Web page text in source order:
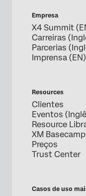
Empresa
X4 Summit
Carreiras
Parcerias
Imprensa (EN)
Resources
Clientes
Eventos
Resource
XM
Preços
Trust Center
Casos de uso